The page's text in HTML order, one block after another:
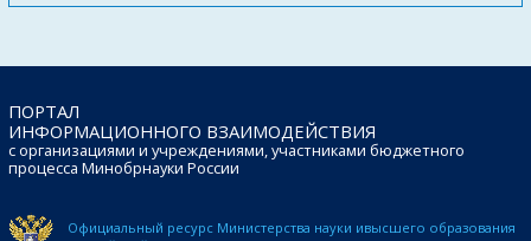
ПОРТАЛ
ИНФОРМАЦИОННОГО ВЗАИМОДЕЙСТВИЯ
с организациями и учреждениями, участниками бюджетного
процесса Минобрнауки России
Официальный ресурс Министерства науки ивысшего образования